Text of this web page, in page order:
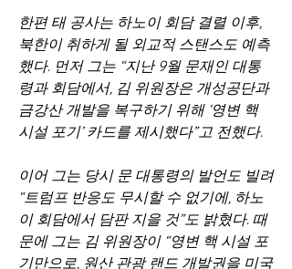
한편 태 공사는 하노이 회담 결렬 이후,
북한이 취하게 될 외교적 스탠스도 예측
했다. 먼저 그는 “지난 9월 문재인 대통
령과 회담에서, 김 위원장은 개성공단과
금강산 개발을 복구하기 위해 ‘영변 핵
시설 포기’ 카드를 제시했다”고 전했다.
이어 그는 당시 문 대통령의 발언도 빌려
“트럼프 반응도 무시할 수 없기에, 하노
이 회담에서 담판 지을 것”도 밝혔다. 때
문에 그는 김 위원장이 “영변 핵 시설 포
기만으로, 원산 관광 랜드 개발권을 미국